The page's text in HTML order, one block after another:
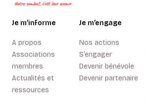
Je m’informe
A propos
Associations
membres
Actualités et
ressources
Je m’engage
Nos actions
S’engager
Devenir bénévole
Devenir partenaire